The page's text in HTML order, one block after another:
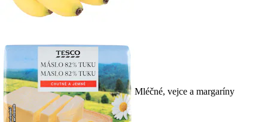
Mléčné, vejce a margaríny